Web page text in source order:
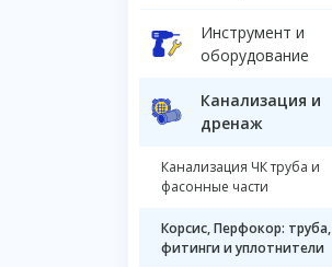
Инструмент и
оборудование
Канализация и
дренаж
Канализация ЧК труба и
фасонные части
Корсис, Перфокор: труба,
фитинги и уплотнители